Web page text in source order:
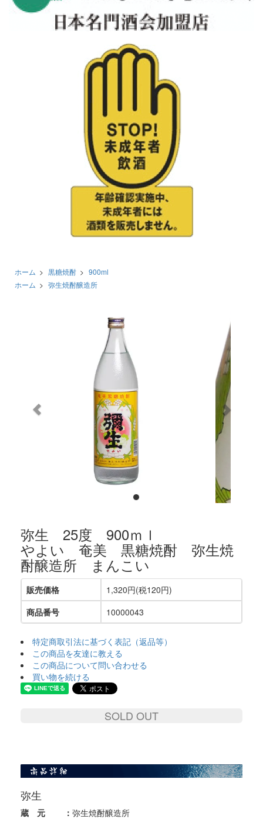
ホーム > 黒糖焼酎 > 900ml
ホーム > 弥生焼酎醸造所
弥生 25度 900ｍｌ
やよい 奄美 黒糖焼酎 弥生焼
酎醸造所 まんこい
販売価格
1,320円(税120円)
商品番号
10000043
特定商取引法に基づく表記（返品等）
この商品を友達に教える
この商品について問い合わせる
買い物を続ける
SOLD OUT
弥生
蔵 元 ： 弥生焼酎醸造所